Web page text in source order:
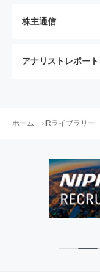
株主通信
アナリストレポート
ホーム IRライブラリー